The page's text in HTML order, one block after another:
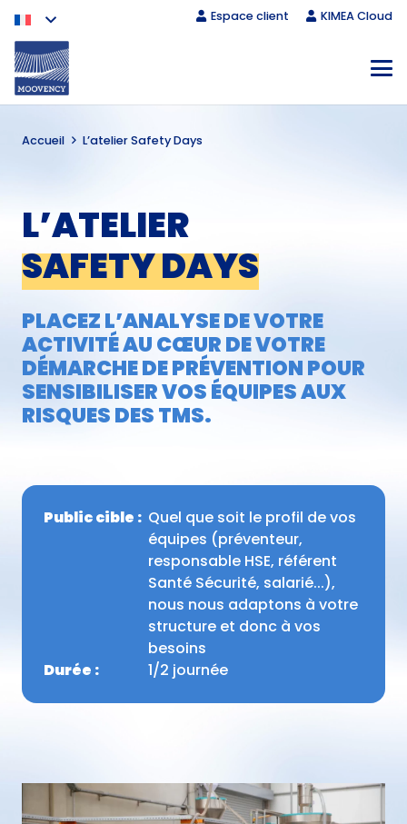
Espace client KIMEA Cloud
Accueil L’atelier Safety Days
L’ATELIER
SAFETY DAYS
PLACEZ L’ANALYSE DE VOTRE
ACTIVITÉ AU CŒUR DE VOTRE
DÉMARCHE DE PRÉVENTION POUR
SENSIBILISER VOS ÉQUIPES AUX
RISQUES DES TMS.
Public cible : Quel que soit le profil de vos
équipes (préventeur,
responsable HSE, référent
Santé Sécurité, salarié...),
nous nous adaptons à votre
structure et donc à vos
besoins
Durée :
1/2 journée